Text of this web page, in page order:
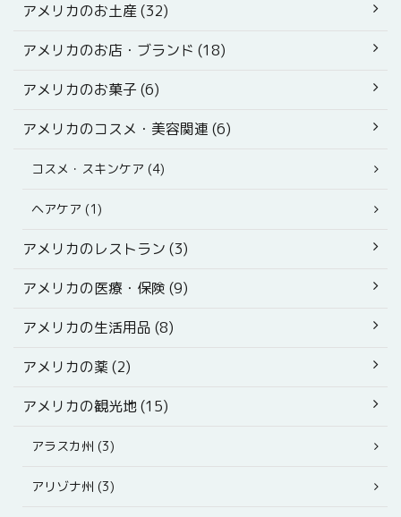
アメリカのお土産 (32)
アメリカのお店・ブランド (18)
アメリカのお菓子 (6)
アメリカのコスメ・美容関連 (6)
コスメ・スキンケア (4)
ヘアケア (1)
アメリカのレストラン (3)
アメリカの医療・保険 (9)
アメリカの生活用品 (8)
アメリカの薬 (2)
アメリカの観光地 (15)
アラスカ州 (3)
アリゾナ州 (3)